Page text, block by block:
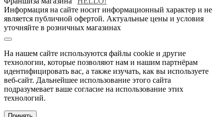
Информация на сайте носит информационный характер и не
является публичной офертой. Актуальные цены и условия
уточняйте в розничных магазинах
На нашем сайте используются файлы cookie и другие
технологии, которые позволяют нам и нашим партнёрам
идентифицировать вас, а также изучать, как вы используете
веб-сайт. Дальнейшее использование этого сайта
подразумевает ваше согласие на использование этих
технологий.